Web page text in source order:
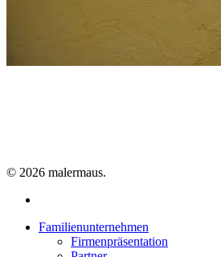
© 2026 malermaus.
Close
Familienunternehmen
Firmenpräsentation